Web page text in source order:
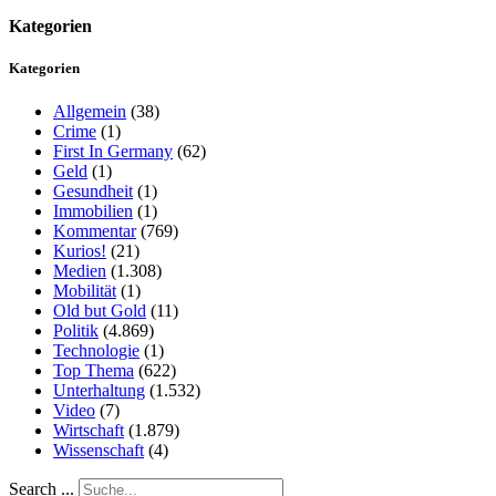
Kategorien
Kategorien
Allgemein (38)
Crime (1)
First In Germany (62)
Geld (1)
Gesundheit (1)
Immobilien (1)
Kommentar(769)
Kurios! (21)
Medien (1.308)
Mobilität (1)
Old but Gold (11)
Politik (4.869)
Technologie (1)
Top Thema (622)
Unterhaltung (1.532)
Video (7)
Wirtschaft (1.879)
Wissenschaft (4)
Search ...